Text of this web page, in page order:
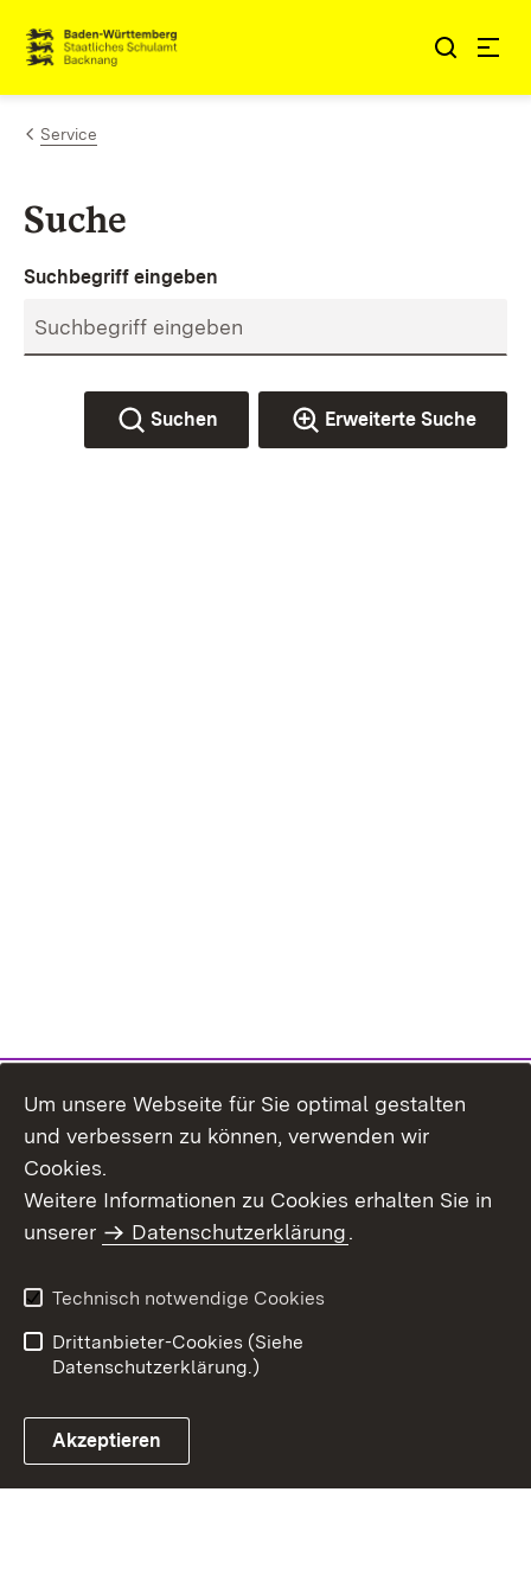
Zum Inhalt springen
Link zur Startseite
Service
Suche
Suchbegriff eingeben
Suchen Erweiterte Suche
Benutzungshinweise
Erklärung zur
Um unsere Webseite für Sie optimal gestalten
und verbessern zu können, verwenden wir
Cookies.
Weitere Informationen zu Cookies erhalten Sie in
unserer
Datenschutzerklärung.
Technisch notwendige Cookies
Drittanbieter-Cookies (Siehe
Datenschutzerklärung.)
Akzeptieren